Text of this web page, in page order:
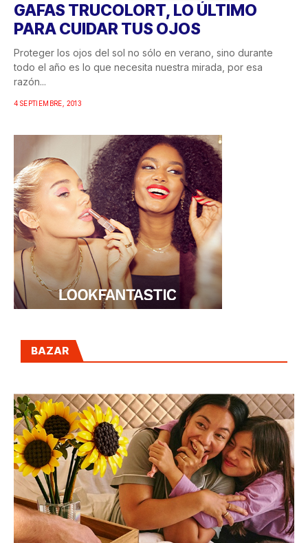
GAFAS TRUCOLORT, LO ÚLTIMO
PARA CUIDAR TUS OJOS
Proteger los ojos del sol no sólo en verano, sino durante
todo el año es lo que necesita nuestra mirada, por esa
razón...
4 SEPTIEMBRE, 2013
BAZAR